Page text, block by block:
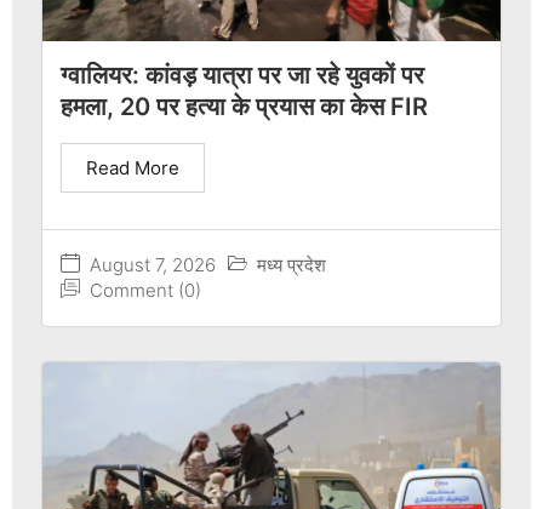
ग्वालियर: कांवड़ यात्रा पर जा रहे युवकों पर
हमला, 20 पर हत्या के प्रयास का केस FIR
August 7, 2026
मध्य प्रदेश
Comment (0)
Read More